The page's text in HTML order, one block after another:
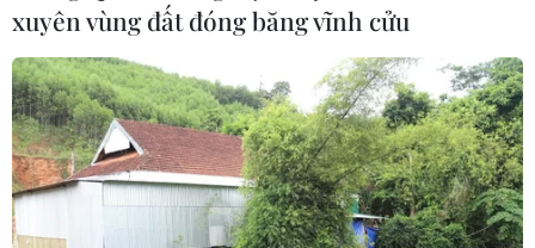
TIN LIÊN QUAN
xuyên vùng đất đóng băng vĩnh cửu